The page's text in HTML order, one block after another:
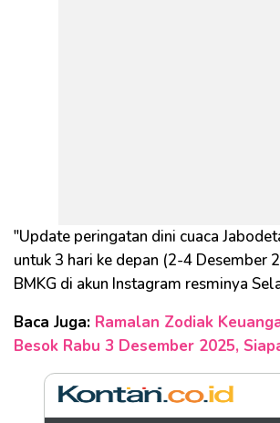
"Update peringatan dini cuaca
untuk 3 hari ke depan (2-4 Desember
BMKG di akun Instagram resminya
Baca Juga: Ramalan Zodiak
Besok Rabu 3 Desember 2025,